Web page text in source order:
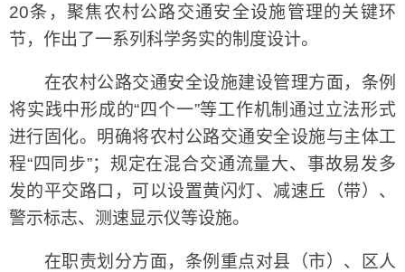
20条，聚焦农村公路交通安全设施管理的关键环
节，作出了一系列科学务实的制度设计。
在农村公路交通安全设施建设管理方面，条例
将实践中形成的“四个一”等工作机制通过立法形式
进行固化。明确将农村公路交通安全设施与主体工
程“四同步”；规定在混合交通流量大、事故易发多
发的平交路口，可以设置黄闪灯、减速丘（带）、
警示标志、测速显示仪等设施。
在职责划分方面，条例重点对县（市）、区人